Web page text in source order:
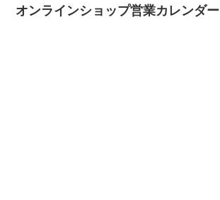
オンラインショップ営業カレンダー